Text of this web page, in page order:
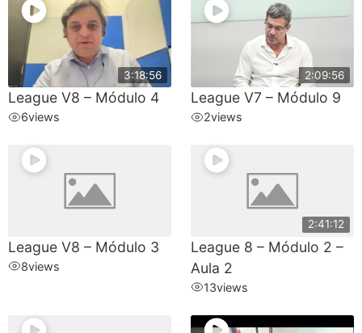
3:18:56
League V8 – Módulo 4
6views
2:09:56
League V7 – Módulo 9
2views
League V8 – Módulo 3
8views
2:41:12
League 8 – Módulo 2 –
Aula 2
13views